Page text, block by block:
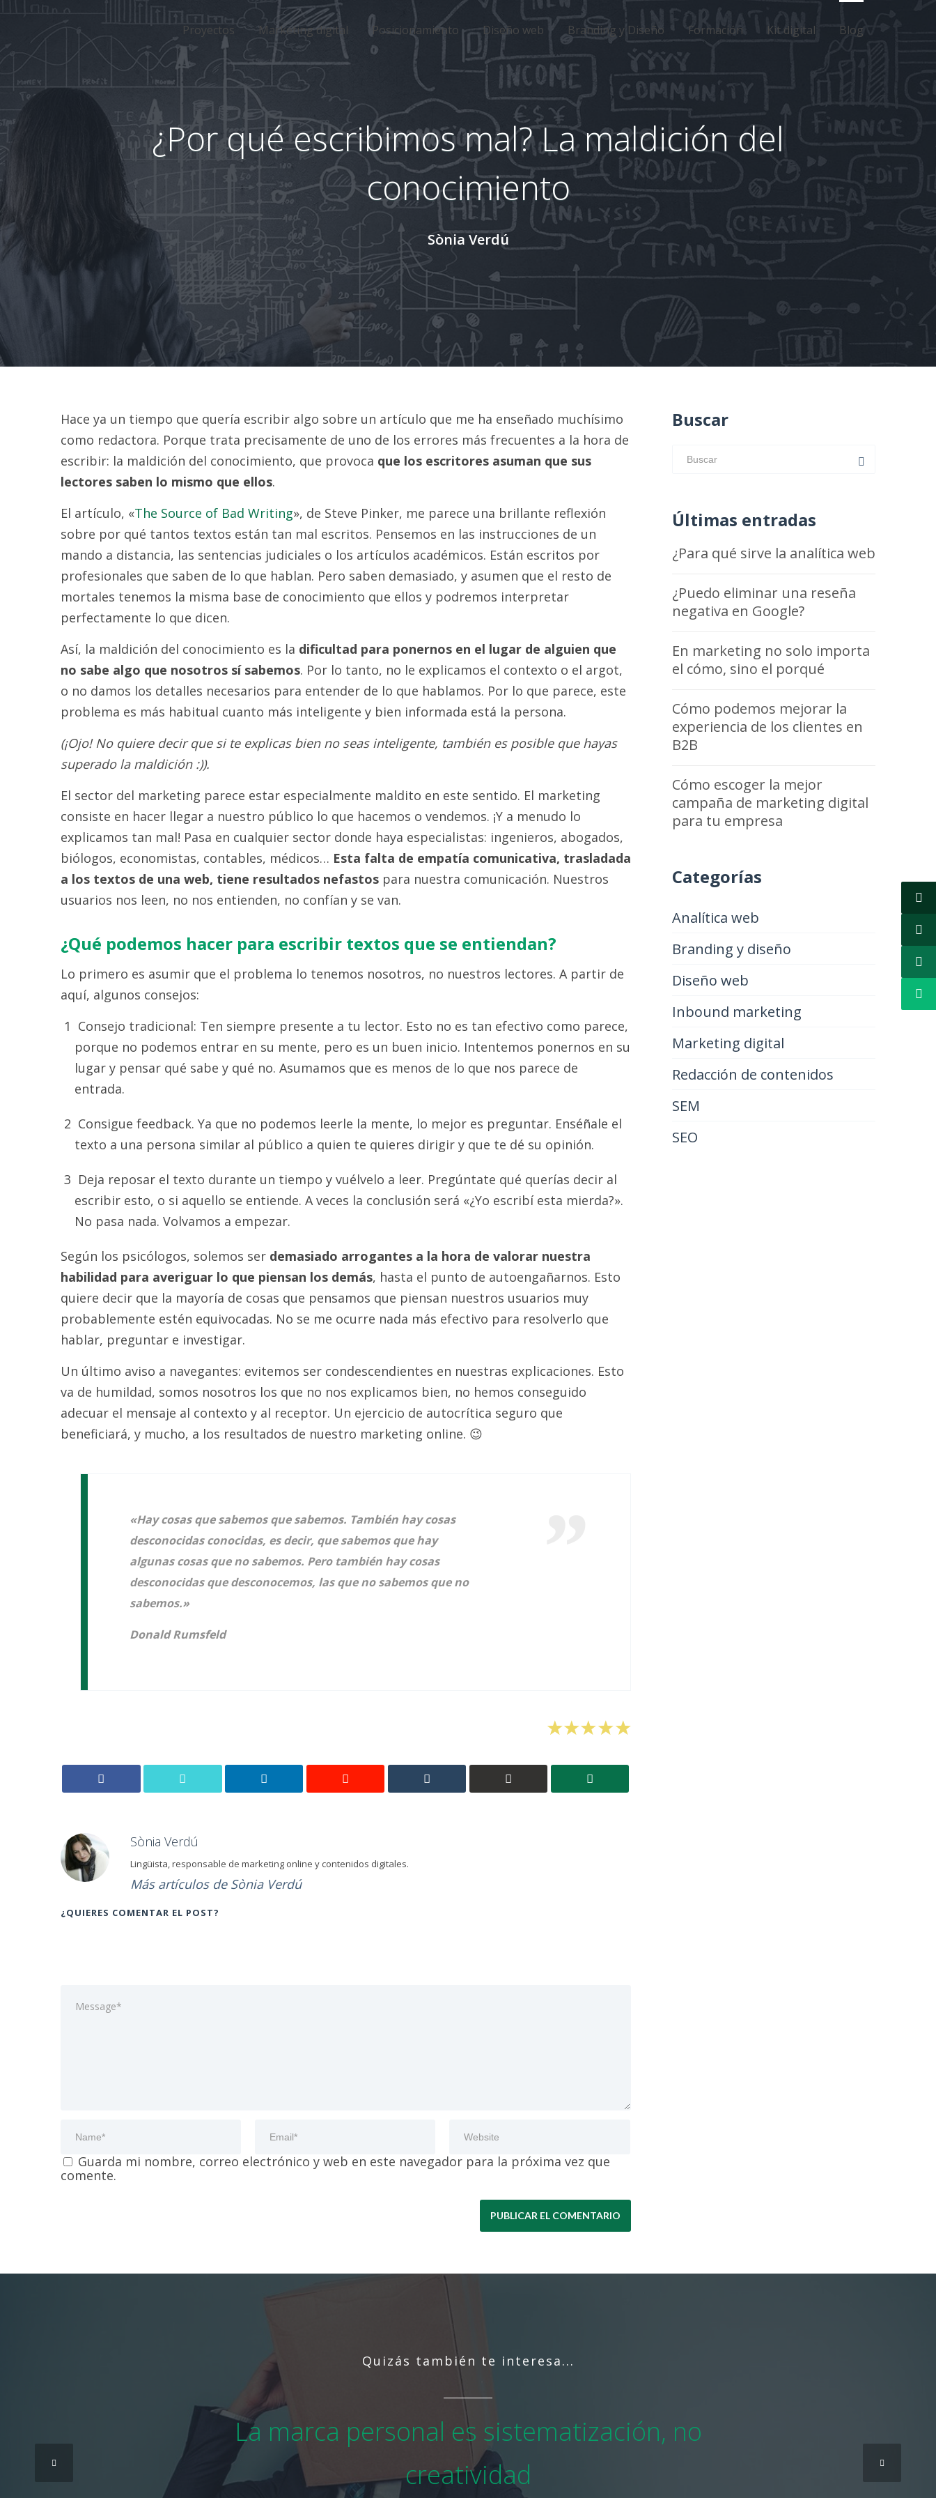
Proyectos Marketing digital Posicionamiento Diseño web Branding y Diseño Formación Kit digital Blog
¿Por qué escribimos mal? La maldición del
conocimiento
Sònia Verdú
Hace ya un tiempo que quería escribir algo sobre un artículo que me ha enseñado muchísimo
como redactora. Porque trata precisamente de uno de los errores más frecuentes a la hora de
escribir: la maldición del conocimiento, que provoca que los escritores asuman que sus
lectores saben lo mismo que ellos.
El artículo, «The Source of Bad Writing», de Steve Pinker, me parece una brillante reflexión
sobre por qué tantos textos están tan mal escritos. Pensemos en las instrucciones de un
mando a distancia, las sentencias judiciales o los artículos académicos. Están escritos por
profesionales que saben de lo que hablan. Pero saben demasiado, y asumen que el resto de
mortales tenemos la misma base de conocimiento que ellos y podremos interpretar
perfectamente lo que dicen.
Así, la maldición del conocimiento es la dificultad para ponernos en el lugar de alguien que
no sabe algo que nosotros sí sabemos. Por lo tanto, no le explicamos el contexto o el argot,
o no damos los detalles necesarios para entender de lo que hablamos. Por lo que parece, este
problema es más habitual cuanto más inteligente y bien informada está la persona.
(¡Ojo! No quiere decir que si te explicas bien no seas inteligente, también es posible que hayas
superado la maldición :)).
El sector del marketing parece estar especialmente maldito en este sentido. El marketing
consiste en hacer llegar a nuestro público lo que hacemos o vendemos. ¡Y a menudo lo
explicamos tan mal! Pasa en cualquier sector donde haya especialistas: ingenieros, abogados,
biólogos, economistas, contables, médicos… Esta falta de empatía comunicativa, trasladada
a los textos de una web, tiene resultados nefastos para nuestra comunicación. Nuestros
usuarios nos leen, no nos entienden, no confían y se van.
¿Qué podemos hacer para escribir textos que se entiendan?
Lo primero es asumir que el problema lo tenemos nosotros, no nuestros lectores. A partir de
aquí, algunos consejos:
Consejo tradicional: Ten siempre presente a tu lector. Esto no es tan efectivo como parece,
porque no podemos entrar en su mente, pero es un buen inicio. Intentemos ponernos en su
lugar y pensar qué sabe y qué no. Asumamos que es menos de lo que nos parece de
entrada.
Consigue feedback. Ya que no podemos leerle la mente, lo mejor es preguntar. Enséñale el
texto a una persona similar al público a quien te quieres dirigir y que te dé su opinión.
Deja reposar el texto durante un tiempo y vuélvelo a leer. Pregúntate qué querías decir al
escribir esto, o si aquello se entiende. A veces la conclusión será «¿Yo escribí esta mierda?».
No pasa nada. Volvamos a empezar.
Según los psicólogos, solemos ser demasiado arrogantes a la hora de valorar nuestra
habilidad para averiguar lo que piensan los demás, hasta el punto de autoengañarnos. Esto
quiere decir que la mayoría de cosas que pensamos que piensan nuestros usuarios muy
probablemente estén equivocadas. No se me ocurre nada más efectivo para resolverlo que
hablar, preguntar e investigar.
Un último aviso a navegantes: evitemos ser condescendientes en nuestras explicaciones. Esto
va de humildad, somos nosotros los que no nos explicamos bien, no hemos conseguido
adecuar el mensaje al contexto y al receptor. Un ejercicio de autocrítica seguro que
beneficiará, y mucho, a los resultados de nuestro marketing online. 😉
«Hay cosas que sabemos que sabemos. También hay cosas
desconocidas conocidas, es decir, que sabemos que hay
algunas cosas que no sabemos. Pero también hay cosas
desconocidas que desconocemos, las que no sabemos que no
sabemos.»
Donald Rumsfeld
Sònia Verdú
Lingüista, responsable de marketing online y contenidos digitales.
Más artículos de Sònia Verdú
¿QUIERES COMENTAR EL POST?
Guarda mi nombre, correo electrónico y web en este navegador para la próxima vez que
comente.
Buscar
Últimas entradas
¿Para qué sirve la analítica web
¿Puedo eliminar una reseña
negativa en Google?
En marketing no solo importa
el cómo, sino el porqué
Cómo podemos mejorar la
experiencia de los clientes en
B2B
Cómo escoger la mejor
campaña de marketing digital
para tu empresa
Categorías
Analítica web
Branding y diseño
Diseño web
Inbound marketing
Marketing digital
Redacción de contenidos
SEM
SEO
Quizás también te interesa...
La marca personal es sistematización, no
creatividad